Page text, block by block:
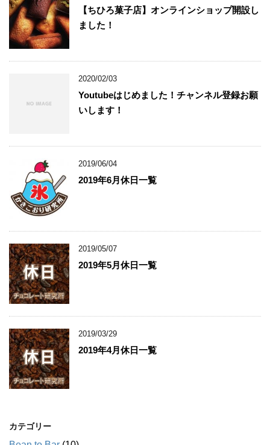
【ちひろ菓子店】オンラインショップ開設し
ました！
2020/02/03
Youtubeはじめました！チャンネル登録お願
いします！
2019/06/04
2019年6月休日一覧
2019/05/07
2019年5月休日一覧
2019/03/29
2019年4月休日一覧
カテゴリー